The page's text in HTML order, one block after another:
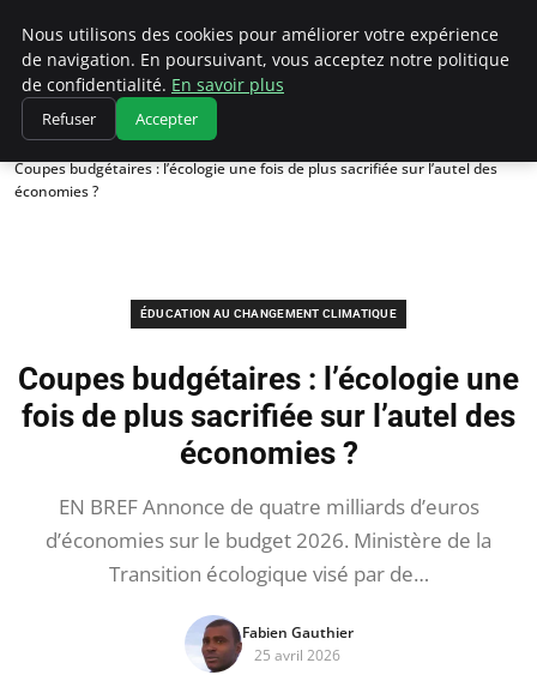
Climatedebtagents
Accueil
Éducation au changement climatique
Coupes budgétaires : l’écologie une fois de plus sacrifiée sur l’autel des
économies ?
ÉDUCATION AU CHANGEMENT CLIMATIQUE
Coupes budgétaires : l’écologie une
fois de plus sacrifiée sur l’autel des
économies ?
EN BREF Annonce de quatre milliards d’euros
d’économies sur le budget 2026. Ministère de la
Transition écologique visé par de…
Fabien Gauthier
25 avril 2026
Nous utilisons des cookies pour améliorer votre expérience
de navigation. En poursuivant, vous acceptez notre politique
de confidentialité. En savoir plus
Refuser Accepter